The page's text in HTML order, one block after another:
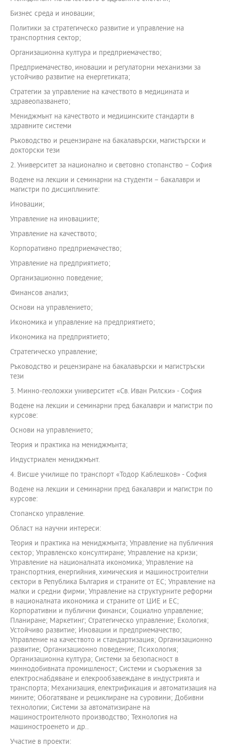
Бизнес среда и иновации;
Политики за стратегическо развитие и управление на
транспортния сектор;
Организационна култура и предприемачество;
Предприемачество, иновации и регулаторни механизми за
устойчиво развитие на енергетиката;
Стратегии за управление на качеството в медицината и
здравеопазването;
Мениджмънт на качеството и медицинските стандарти в
здравните системи
Ръководство и рецензиране на бакалавърски, магистърски и
докторски тези
2. Университет за национално и световно стопанство – София
Водене на лекции и семинарни на студенти – бакалаври и
магистри по дисциплините:
Иновации;
Управление на иновациите;
Управление на качеството;
Корпоративно предприемачество;
Управление на предприятието;
Организационно поведение;
Финансов анализ;
Основи на управлението;
Икономика и управление на предприятието;
Икономика на предприятието;
Стратегическо управление;
Ръководство и рецензиране на бакалавърски и магистръски
тези
3. Минно-геоложки университет «Св. Иван Рилски» - София
Водене на лекции и семинарни пред бакалаври и магистри по
курсове:
Основи на управлението;
Теория и практика на мениджмънта;
Индустриален мениджмънт.
4. Висше училище по транспорт «Тодор Каблешков» - София
Водене на лекции и семинарни пред бакалаври и магистри по
курсове:
Стопанско управление.
Област на научни интереси:
Теория и практика на мениджмънта; Управление на публичния
сектор; Управленско консултиране; Управление на кризи;
Управление на националната икономика; Управление на
транспортния, енергийния, химическия и машиностроителни
сектори в Република България и страните от ЕС; Управление на
малки и средни фирми; Управление на структурните реформи
в националната икономика и страните от ЦИЕ и ЕС;
Корпоративни и публични финанси; Социално управление;
Планиране; Маркетинг; Стратегическо управление; Екология;
Устойчиво развитие; Иновации и предприемачество;
Управление на качеството и стандартизация; Организационно
развитие; Организационно поведение; Психология;
Организационна култура; Системи за безопасност в
миннодобивната промишленост; Системи и съоръжения за
електроснабдяване и елекрообзавеждане в индустрията и
транспорта; Механизация, електрификация и автоматизация на
мините; Обогатяване и рециклиране на суровини; Добивни
технологии; Системи за автоматизиране на
машиностроителното производство; Технология на
машиностроенето и др..
Участие в проекти: